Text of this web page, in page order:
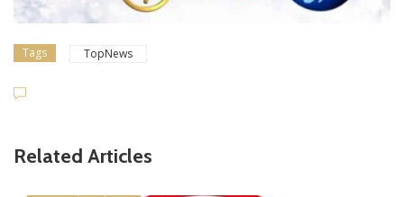
Tags TopNews
Related Articles